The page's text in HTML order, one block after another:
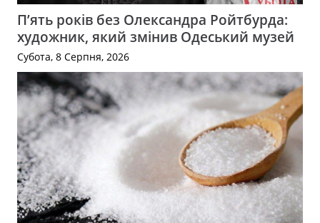
П’ять років без Олександра Ройтбурда:
художник, який змінив Одеський музей
Субота, 8 Серпня, 2026